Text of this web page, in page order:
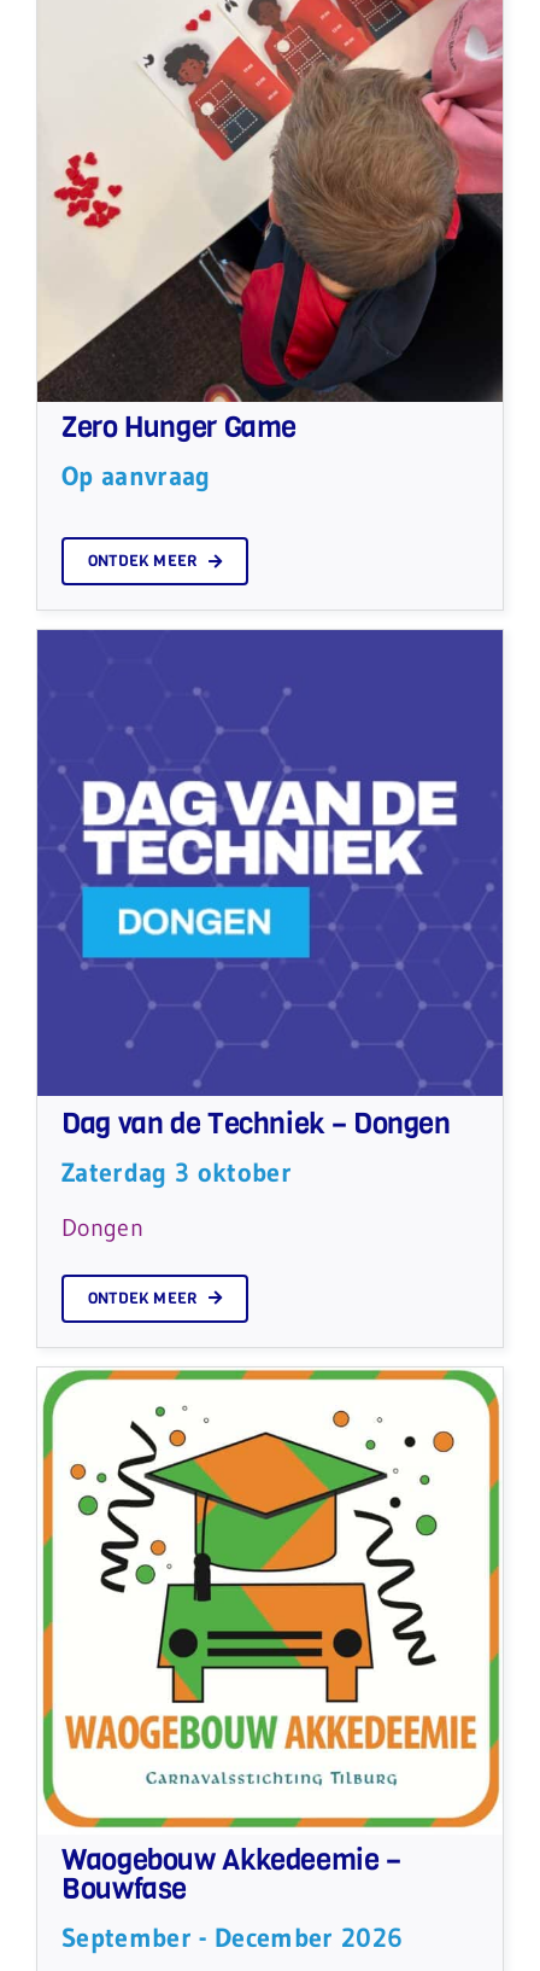
Zero Hunger Game
Op aanvraag
ONTDEK MEER
Dag van de Techniek – Dongen
Zaterdag 3 oktober
Dongen
ONTDEK MEER
Waogebouw Akkedeemie –
Bouwfase
September - December 2026